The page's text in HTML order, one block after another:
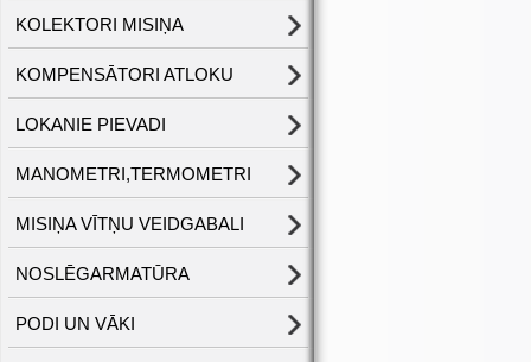
KOLEKTORI MISIŅA
KOMPENSĀTORI ATLOKU
LOKANIE PIEVADI
MANOMETRI,TERMOMETRI
MISIŅA VĪTŅU VEIDGABALI
NOSLĒGARMATŪRA
PODI UN VĀKI